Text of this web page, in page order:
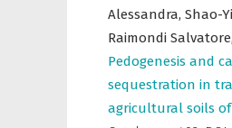
Alessandra, Shao-
Raimondi Salvatore,
Pedogenesis and
sequestration in
agricultural soils of